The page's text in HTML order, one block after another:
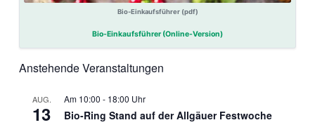
Bio-Einkaufsführer (pdf)
Bio-Einkaufsführer (Online-Version)
Anstehende Veranstaltungen
AUG.
13
10:00 - 18:00
Bio-Ring Stand auf der Allgäuer Festwoche